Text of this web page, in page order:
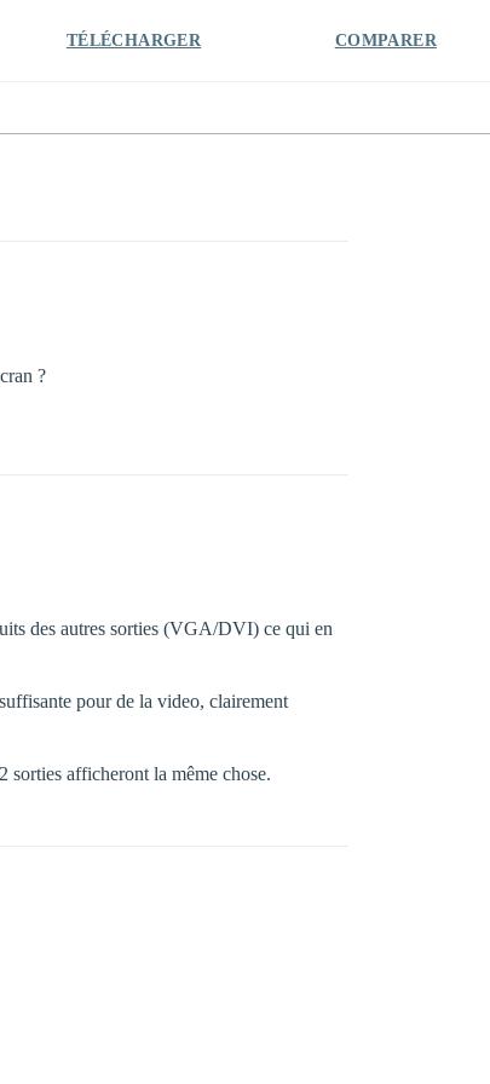
TÉLÉCHARGER COMPARER
?
des autres sorties (VGA/DVI) ce qui en
pour de la video, clairement
afficheront la même chose.